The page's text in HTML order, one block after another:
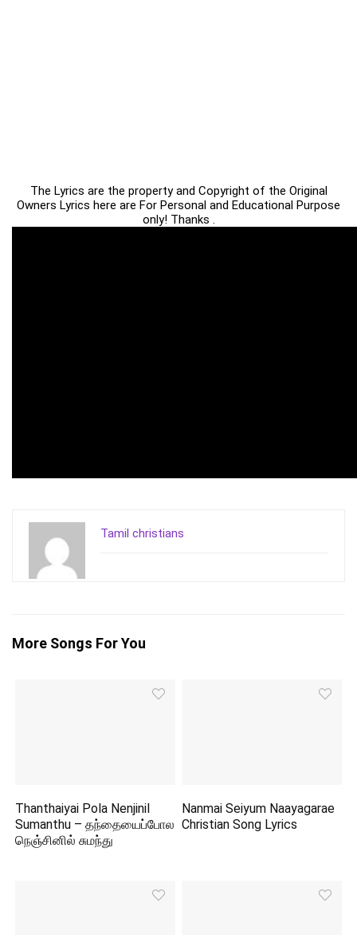
The Lyrics are the property and Copyright of the Original
Owners Lyrics here are For Personal and Educational Purpose
only! Thanks .
Tamil christians
More Songs For You
Thanthaiyai Pola Nenjinil
Sumanthu – தந்தையைப்போல
நெஞ்சினில் சுமந்து
Nanmai Seiyum Naayagarae
Christian Song Lyrics